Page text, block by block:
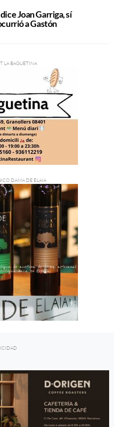
Joan Garriga, sí
a Gastón